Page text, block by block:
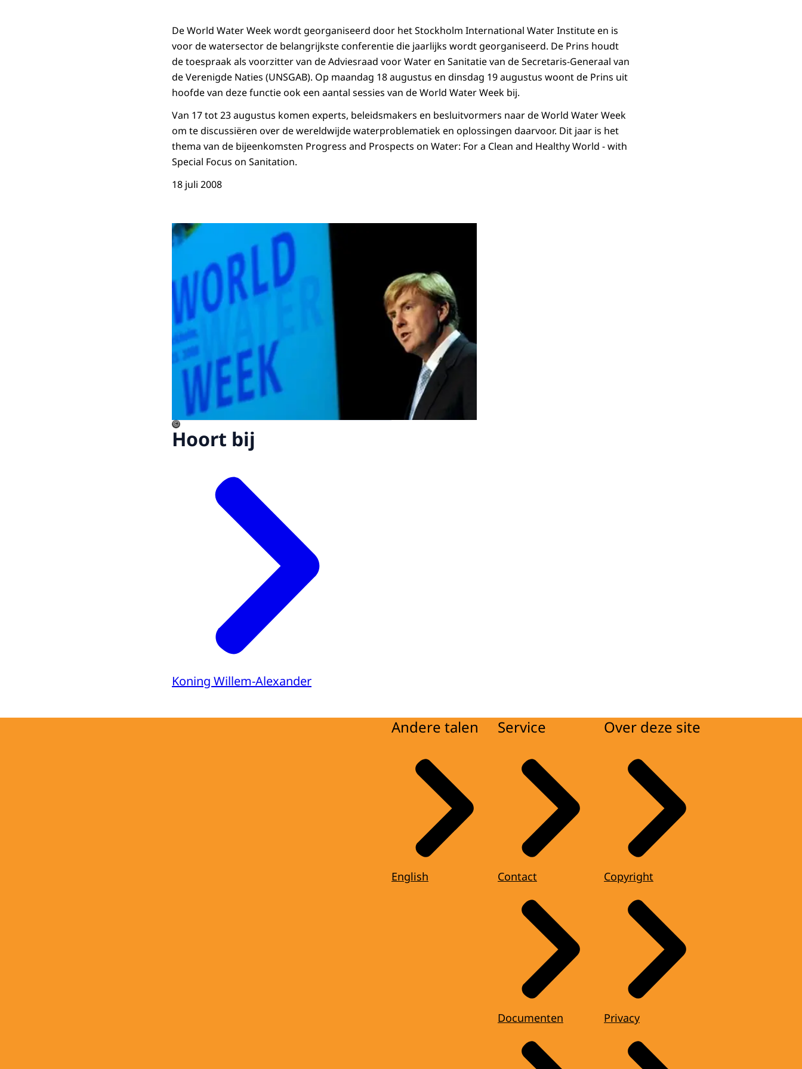
De World Water Week wordt georganiseerd door het Stockholm International Water Institute en is
voor de watersector de belangrijkste conferentie die jaarlijks wordt georganiseerd. De Prins houdt
de toespraak als voorzitter van de Adviesraad voor Water en Sanitatie van de Secretaris-Generaal van
de Verenigde Naties (UNSGAB). Op maandag 18 augustus en dinsdag 19 augustus woont de Prins uit
hoofde van deze functie ook een aantal sessies van de World Water Week bij.
Van 17 tot 23 augustus komen experts, beleidsmakers en besluitvormers naar de World Water Week
om te discussiëren over de wereldwijde waterproblematiek en oplossingen daarvoor. Dit jaar is het
thema van de bijeenkomsten Progress and Prospects on Water: For a Clean and Healthy World - with
Special Focus on Sanitation.
18 juli 2008
©
Hoort bij
Koning Willem-Alexander
Andere talen
English
Service
Contact
Documenten
Over deze site
Copyright
Privacy